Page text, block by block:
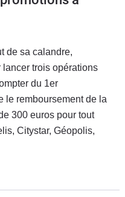
de sa calandre,
lancer trois opérations
du 1er
le remboursement de la
300 euros pour tout
Citystar, Géopolis,